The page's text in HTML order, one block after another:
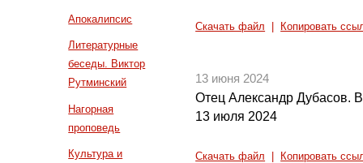
Апокалипсис
Литературные
беседы. Виктор
Рутминский
Нагорная
проповедь
Культура и
Скачать файл Копировать
13 июня 2024
Отец Александр Дубасов.
13 июля 2024
Скачать файл Копировать